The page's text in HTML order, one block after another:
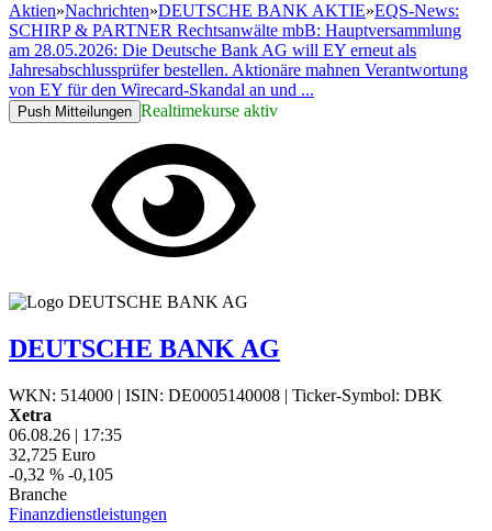
Aktien»Nachrichten»DEUTSCHE BANK AKTIE»EQS-News:
SCHIRP & PARTNER Rechtsanwälte mbB: Hauptversammlung
am 28.05.2026: Die Deutsche Bank AG will EY erneut als
Jahresabschlussprüfer bestellen. Aktionäre mahnen Verantwortung
von EY für den Wirecard-Skandal an und ...
Push Mitteilungen Realtimekurse aktiv
DEUTSCHE BANK AG
WKN: 514000 | ISIN: DE0005140008 | Ticker-Symbol: DBK
Xetra
06.08.26 | 17:35
32,725 Euro
-0,32 % -0,105
Branche
Finanzdienstleistungen